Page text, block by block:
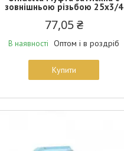
зовнішньою різьбою 25х3/4
77,05 ₴
В наявності Оптом і в роздріб
Купити